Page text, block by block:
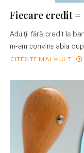
Fiecare credit =
Adulţii fără credit la
m-am convins abia
CITEȘTE MAI MULT